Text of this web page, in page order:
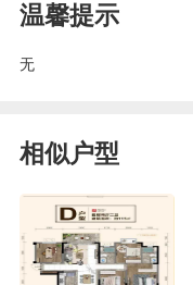
温馨提示
无
相似户型